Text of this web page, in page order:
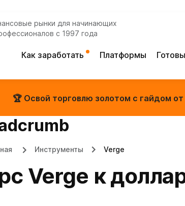
рынки для начинающих
с 1997 года
Как заработать Платформы
🏆 Освой торговлю золотом с гайдом
Инструменты Verge
Verge к